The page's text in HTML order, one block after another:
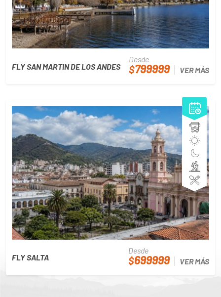
FLY SAN MARTIN DE LOS ANDES
Desde
$799999 VER MÁS
FLY SALTA
Desde
$699999 VER MÁS